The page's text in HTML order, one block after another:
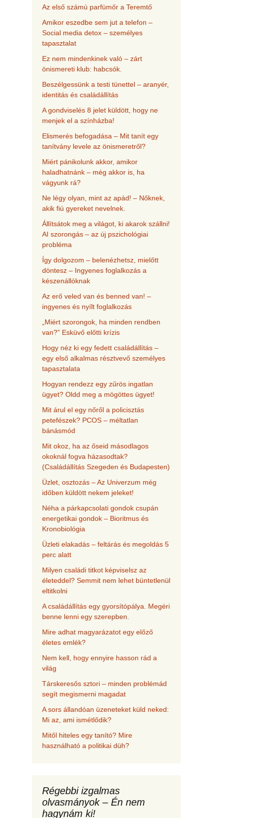
Az első számú parfümőr a Teremtő
Amikor eszedbe sem jut a telefon –
Social media detox – személyes
tapasztalat
Ez nem mindenkinek való – zárt
önismereti klub: habcsók.
Beszélgessünk a testi tünettel – aranyér,
identitás és családállítás
A gondviselés 8 jelet küldött, hogy ne
menjek el a színházba!
Elismerés befogadása – Mit tanít egy
tanítvány levele az önismeretről?
Miért pánikolunk akkor, amikor
haladhatnánk – még akkor is, ha
vágyunk rá?
Ne légy olyan, mint az apád! – Nőknek,
akik fiú gyereket nevelnek.
Állítsátok meg a világot, ki akarok szállni!
AI szorongás – az új pszichológiai
probléma
Így dolgozom – belenézhetsz, mielőtt
döntesz – Ingyenes foglalkozás a
készenállóknak
Az erő veled van és benned van! –
ingyenes és nyílt foglalkozás
„Miért szorongok, ha minden rendben
van?” Esküvő előtti krízis
Hogy néz ki egy fedett családállítás –
egy első alkalmas résztvevő személyes
tapasztalata
Hogyan rendezz egy zűrös ingatlan
ügyet? Oldd meg a mögöttes ügyet!
Mit árul el egy nőről a policisztás
petefészek? PCOS – méltatlan
bánásmód
Mit okoz, ha az őseid másodlagos
okoknál fogva házasodtak?
(Családállítás Szegeden és Budapesten)
Üzlet, osztozás – Az Univerzum még
időben küldött nekem jeleket!
Néha a párkapcsolati gondok csupán
energetikai gondok – Bioritmus és
Kronobiológia
Üzleti elakadás – feltárás és megoldás 5
perc alatt
Milyen családi titkot képviselsz az
életeddel? Semmit nem lehet büntetlenül
eltitkolni
A családállítás egy gyorsítópálya. Megéri
benne lenni egy szerepben.
Mire adhat magyarázatot egy előző
életes emlék?
Nem kell, hogy ennyire hasson rád a
világ
Társkeresős sztori – minden problémád
segít megismerni magadat
A sors állandóan üzeneteket küld neked:
Mi az, ami ismétlődik?
Mitől hiteles egy tanító? Mire
használható a politikai düh?
Régebbi izgalmas
olvasmányok – Én nem
hagynám ki!